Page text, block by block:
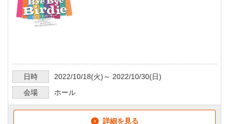
日時 2022/10/18(火)～ 2022/10/30(日)
会場
ホール
詳細を見る